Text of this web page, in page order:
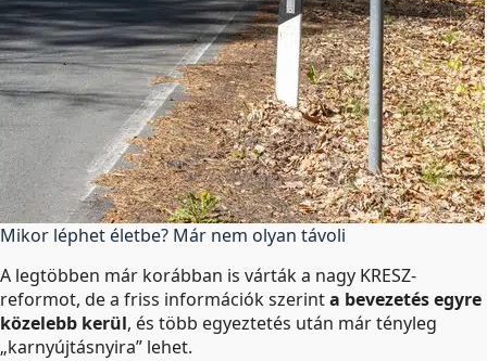
Mikor léphet életbe? Már nem olyan távoli
A legtöbben már korábban is várták a nagy KRESZ-
reformot, de a friss információk szerinta bevezetés egyre
közelebb kerül, és több egyeztetés után már tényleg
„karnyújtásnyira” lehet.